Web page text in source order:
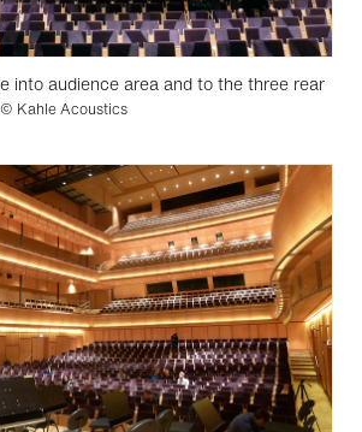
into audience area and to the three rear
Kahle Acoustics